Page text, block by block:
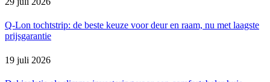
Q-Lon tochtstrip: de beste keuze voor deur en raam, nu met laagste
prijsgarantie
19 juli 2026